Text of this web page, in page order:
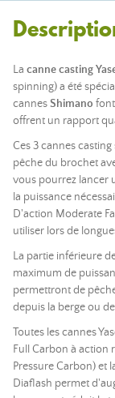
La canne casting
spinning) a été
cannesShimano
offrent un rapport
Ces 3 cannes
pêche du brochet
vous pourrez lancer
la puissance
D'action Moderate
utiliser lors de
La partie inférieure
maximum de
permettront de
depuis la berge ou
Toutes les cannes
Full Carbon à action
Pressure Carbon) et
Diaflash permet